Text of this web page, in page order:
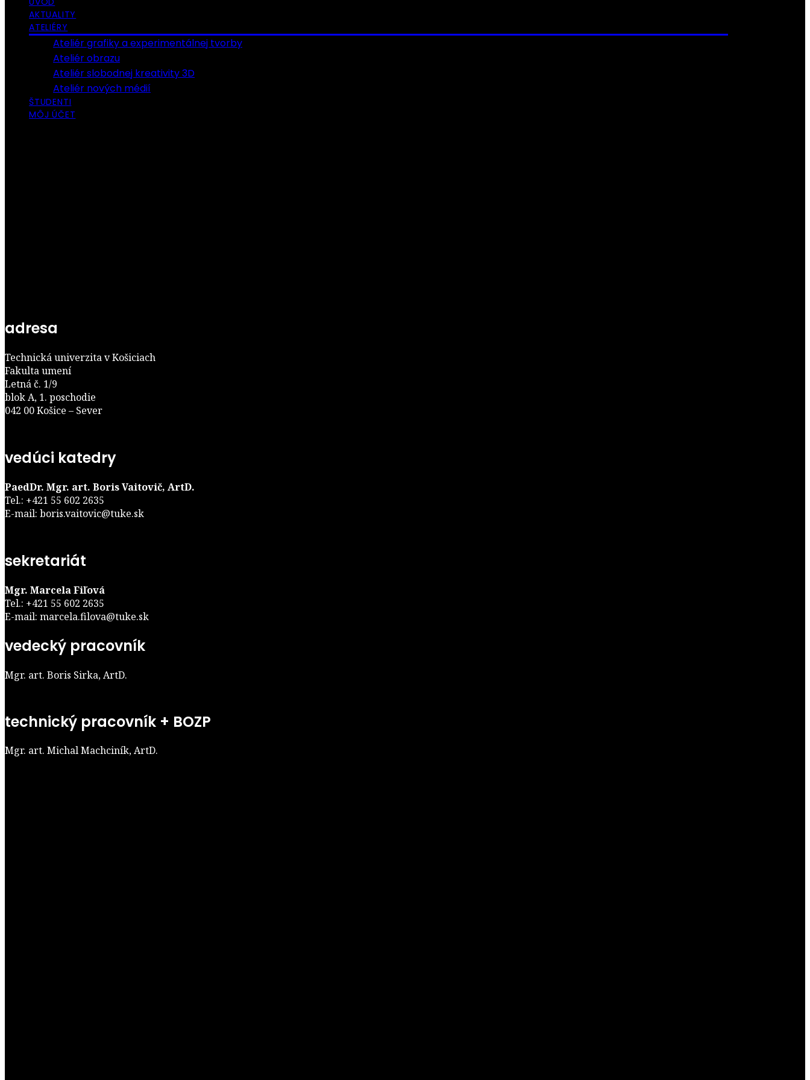
AKTUALITY
ATELIÉRY
Ateliér grafiky a experimentálnej tvorby
Ateliér obrazu
Ateliér slobodnej kreativity 3D
Ateliér nových médií
ŠTUDENTI
MÔJ ÚČET
adresa
Technická univerzita v Košiciach
Fakulta umení
Letná č. 1/9
blok A, 1. poschodie
042 00 Košice – Sever
vedúci katedry
PaedDr. Mgr. art. Boris Vaitovič, ArtD.
Tel.: +421 55 602 2635
E-mail: boris.vaitovic@tuke.sk
sekretariát
Mgr. Marcela Fiľová
Tel.: +421 55 602 2635
E-mail: marcela.filova@tuke.sk
vedecký pracovník
Mgr. art. Boris Sirka, ArtD.
technický pracovník + BOZP
Mgr. art. Michal Machciník, ArtD.